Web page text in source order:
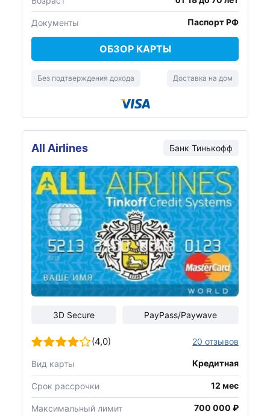
Документы Паспорт РФ
ОБЗОР КАРТЫ
Без подтверждения дохода Доставка на дом
All Airlines Банк Тинькофф
3D Secure PayPass/Paywave
(4,0) 20 отзывов
Вид карты Кредитная
Срок рассрочки 12 мес
Максимальный лимит 700 000 ₽